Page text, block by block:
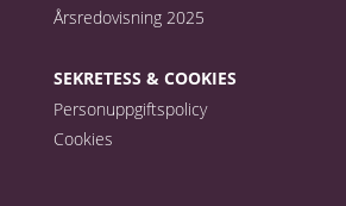
Årsredovisning 2025
SEKRETESS & COOKIES
Personuppgiftspolicy
Cookies